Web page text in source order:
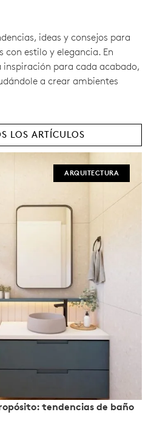
ideas y consejos para
estilo y elegancia. En
para cada acabado,
a crear ambientes
LOS ARTÍCULOS
ARQUITECTURA
tendencias de baño